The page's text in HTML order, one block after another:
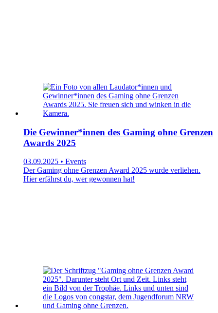
Die Gewinner*innen des Gaming ohne Grenzen
Awards 2025
03.09.2025 • Events
Der Gaming ohne Grenzen Award 2025 wurde verliehen.
Hier erfährst du, wer gewonnen hat!